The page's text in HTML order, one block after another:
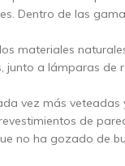
Dentro de las
materiales
a lámparas
vez más
de
no ha gozado de